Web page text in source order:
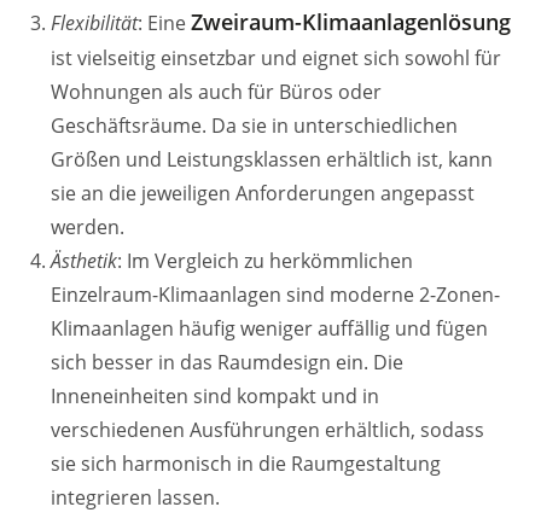
Flexibilität: EineZweiraum-Klimaanlagenlösung
ist vielseitig einsetzbar und eignet sich sowohl für
Wohnungen als auch für Büros oder
Geschäftsräume. Da sie in unterschiedlichen
Größen und Leistungsklassen erhältlich ist, kann
sie an die jeweiligen Anforderungen angepasst
werden.
Ästhetik: Im Vergleich zu herkömmlichen
Einzelraum-Klimaanlagen sind moderne 2-Zonen-
Klimaanlagen häufig weniger auffällig und fügen
sich besser in das Raumdesign ein. Die
Inneneinheiten sind kompakt und in
verschiedenen Ausführungen erhältlich, sodass
sie sich harmonisch in die Raumgestaltung
integrieren lassen.